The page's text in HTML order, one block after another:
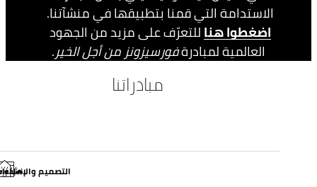
الاستدامة التي قمنا بتطبيقها في منشآتنا.
اضغطوا هنا
العالمية لمبادرة فورسيزونز من أجل الخير.
مبادراتنا
التصميم